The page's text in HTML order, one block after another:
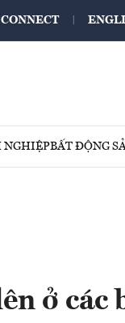
NGHIỆPBẤT ĐỘNG
ở các